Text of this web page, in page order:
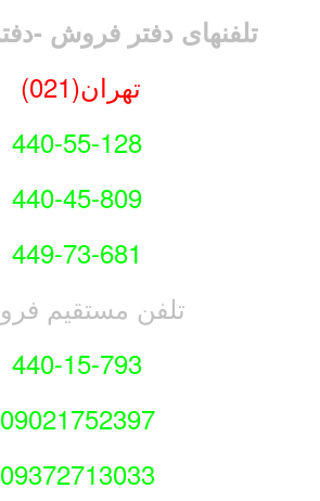
دفتر فروش -دفتر
تهران(021)
440-55-128
440-45-809
449-73-681
تلفن مستقیم فروش
440-15-793
09021752397
09372713033